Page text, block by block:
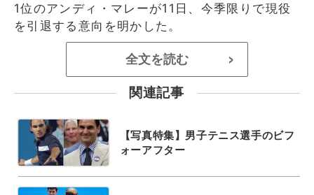
1位のアンディ・マレーが11日、今季限りで現役
を引退する意向を明かした。
全文を読む >
関連記事
【写真特集】男子テニス選手のビフ
ォーアフター